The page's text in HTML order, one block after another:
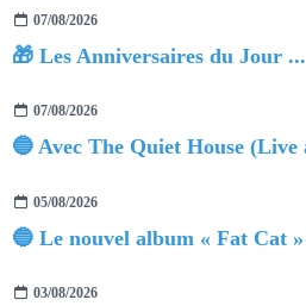
07/08/2026
🎁 Les Anniversaires du Jour ...
07/08/2026
05/08/2026
03/08/2026